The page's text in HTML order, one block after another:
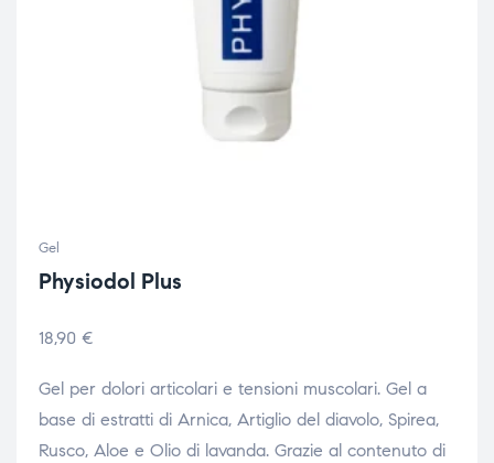
Gel
Physiodol Plus
18,90 €
Gel per dolori articolari e tensioni muscolari. Gel a
base di estratti di Arnica, Artiglio del diavolo, Spirea,
Rusco, Aloe e Olio di lavanda. Grazie al contenuto di